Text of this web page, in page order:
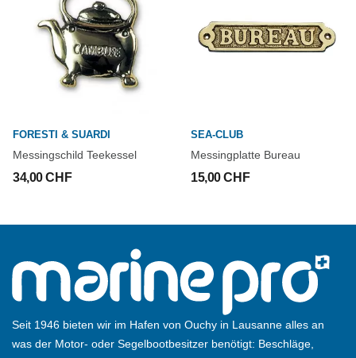
FORESTI & SUARDI
Messingschild Teekessel
34,00 CHF
SEA-CLUB
Messingplatte Bureau
15,00 CHF
Seit 1946 bieten wir im Hafen von Ouchy in Lausanne alles an
was der Motor- oder Segelbootbesitzer benötigt: Beschläge,